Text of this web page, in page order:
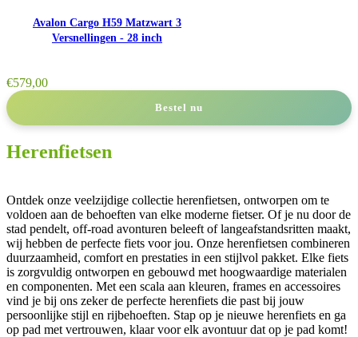
Avalon Cargo H59 Matzwart 3
Versnellingen - 28 inch
€579,00
Bestel nu
Herenfietsen
Ontdek onze veelzijdige collectie herenfietsen, ontworpen om te
voldoen aan de behoeften van elke moderne fietser. Of je nu door de
stad pendelt, off-road avonturen beleeft of langeafstandsritten maakt,
wij hebben de perfecte fiets voor jou. Onze herenfietsen combineren
duurzaamheid, comfort en prestaties in een stijlvol pakket. Elke fiets
is zorgvuldig ontworpen en gebouwd met hoogwaardige materialen
en componenten. Met een scala aan kleuren, frames en accessoires
vind je bij ons zeker de perfecte herenfiets die past bij jouw
persoonlijke stijl en rijbehoeften. Stap op je nieuwe herenfiets en ga
op pad met vertrouwen, klaar voor elk avontuur dat op je pad komt!